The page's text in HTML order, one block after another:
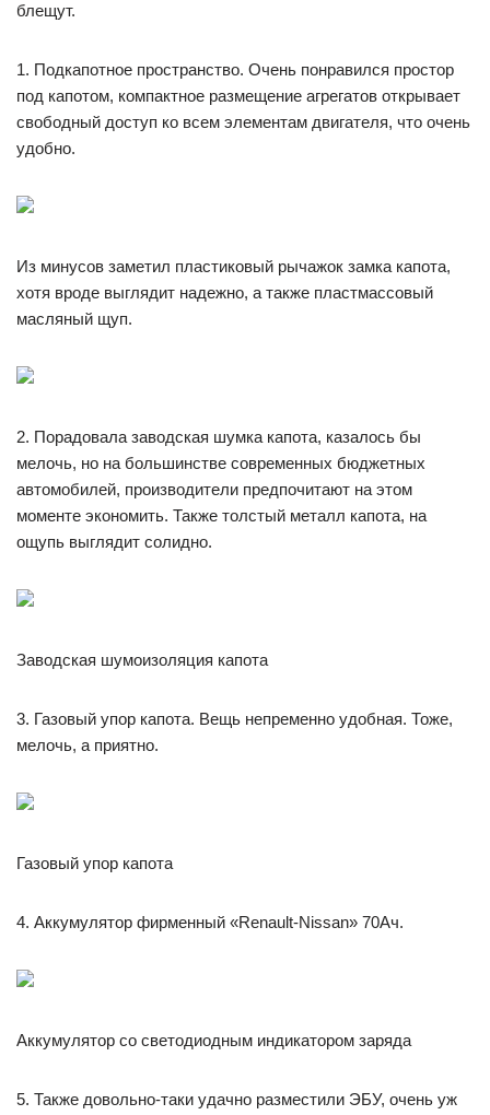
блещут.
1. Подкапотное пространство. Очень понравился простор
под капотом, компактное размещение агрегатов открывает
свободный доступ ко всем элементам двигателя, что очень
удобно.
Из минусов заметил пластиковый рычажок замка капота,
хотя вроде выглядит надежно, а также пластмассовый
масляный щуп.
2. Порадовала заводская шумка капота, казалось бы
мелочь, но на большинстве современных бюджетных
автомобилей, производители предпочитают на этом
моменте экономить. Также толстый металл капота, на
ощупь выглядит солидно.
Заводская шумоизоляция капота
3. Газовый упор капота. Вещь непременно удобная. Тоже,
мелочь, а приятно.
Газовый упор капота
4. Аккумулятор фирменный «Renault-Nissan» 70Ач.
Аккумулятор со светодиодным индикатором заряда
5. Также довольно-таки удачно разместили ЭБУ, очень уж